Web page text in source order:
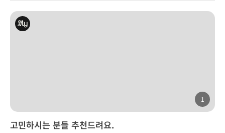
1
고민하시는 분들 추천드려요.